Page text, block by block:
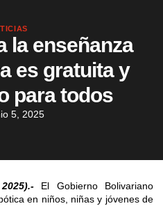
la enseñanza
es gratuita y
para todos
5, 2025
El Gobierno Bolivariano
en niños, niñas y jóvenes de